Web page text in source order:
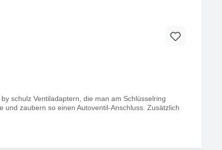
schulz Ventiladaptern, die man am Schlüsselring
und zaubern so einen Autoventil-Anschluss. Zusätzlich